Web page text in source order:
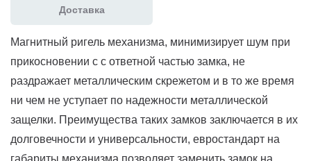
Доставка
Магнитный ригель механизма, минимизирует шум при
прикосновении с с ответной частью замка, не
раздражает металлическим скрежетом и в то же время
ни чем не уступает по надежности металлической
защелки. Преимущества таких замков заключается в их
долговечности и универсальности, евростандарт на
габариты механизма позволяет заменить замок на